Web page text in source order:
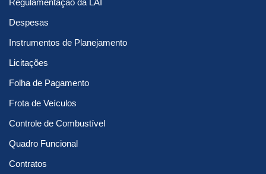
Regulamentação da LAI
Despesas
Instrumentos de Planejamento
Licitações
Folha de Pagamento
Frota de Veículos
Controle de Combustível
Quadro Funcional
Contratos